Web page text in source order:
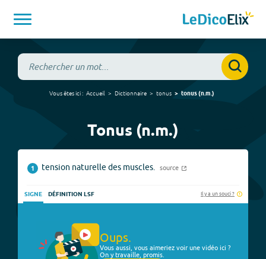
Vous êtes ici : Accueil Dictionnaire tonus tonus(n.m.)
Tonus (n.m.)
1 tension naturelle des muscles. source
SIGNE DÉFINITION LSF Il y a un souci ?
Oups.
Vous aussi, vous aimeriez voir une vidéo ici ?
On y travaille, promis.